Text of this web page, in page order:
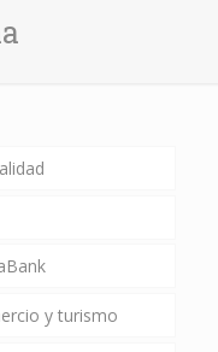
y turismo